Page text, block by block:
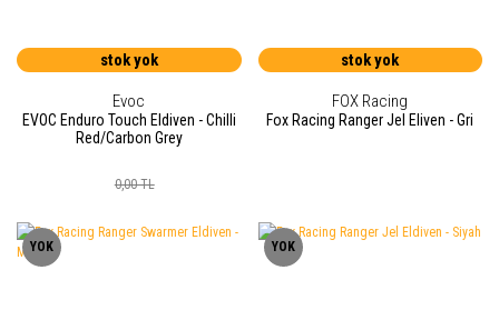
stok yok
Evoc
EVOC Enduro Touch Eldiven - Chilli
Red/Carbon Grey
0,00 TL
stok yok
FOX Racing
Fox Racing Ranger Jel Eliven - Gri
YOK YOK